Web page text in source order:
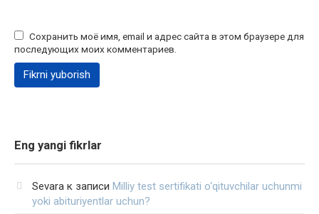
Сохранить моё имя, email и адрес сайта в этом браузере для
последующих моих комментариев.
Eng yangi fikrlar
Sevara к записи Milliy test sertifikati o‘qituvchilar uchunmi
yoki abituriyentlar uchun?